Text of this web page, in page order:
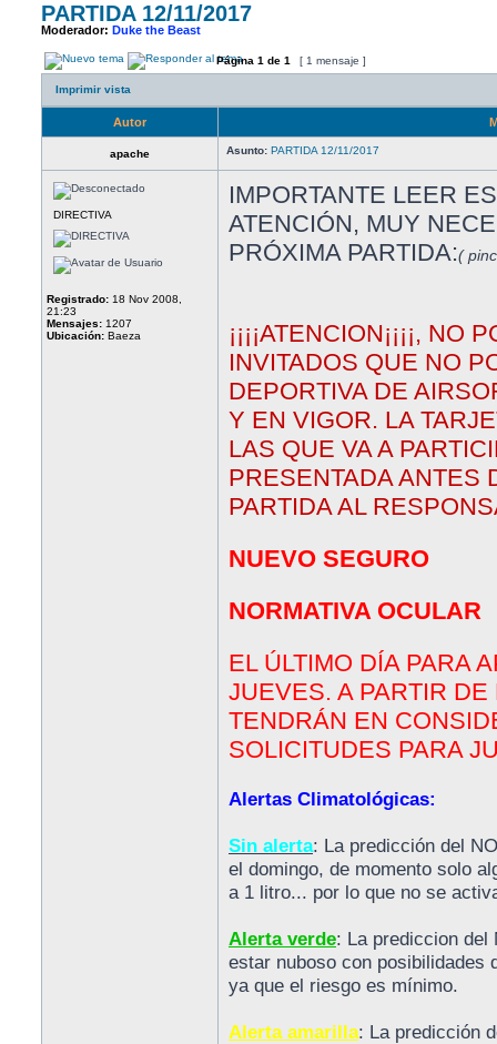
PARTIDA 12/11/2017
Moderador: Duke the Beast
Página 1 de 1 [ 1 mensaje ]
Imprimir vista
Autor
apache Asunto: PARTIDA 12/11/2017
DIRECTIVA
Registrado: 18 Nov 2008,
21:23
Mensajes: 1207
Ubicación: Baeza
IMPORTANTE LEER
ATENCIÓN, MUY
PRÓXIMA PARTIDA:(
¡¡¡¡ATENCION¡¡¡¡,
INVITADOS QUE NO
DEPORTIVA DE
Y EN VIGOR. LA
LAS QUE VA A
PRESENTADA ANTES
PARTIDA AL
NUEVO SEGURO
NORMATIVA OCULAR
EL ÚLTIMO DÍA PARA
JUEVES. A PARTIR
TENDRÁN EN
SOLICITUDES PARA
Alertas Climatológicas:
Sin alerta: La predicción del
el domingo, de momento solo
a 1 litro... por lo que no se
Alerta verde: La prediccion del
estar nuboso con posibilidades
ya que el riesgo es mínimo.
Alerta amarilla: La predicción